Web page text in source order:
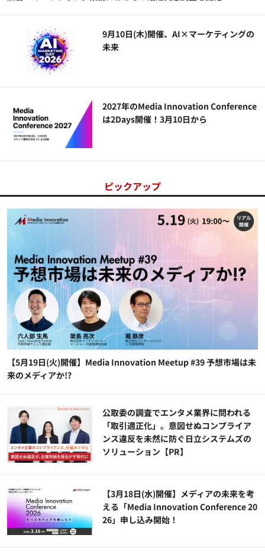
9月10日(木)開催、AI×マーケティングの
未来
2027年のMedia Innovation Conference
は2Days開催！3月10日から
ピックアップ
【5月19日(火)開催】Media Innovation Meetup #39 予想市場は未
来のメディアか!?
公​​取委の調査でエンタメ業界に問われる
「取引適正化」。意図せぬコンプライア
ンス違反を未然に防ぐ日立システムズの
ソリューション​【PR】
【3月18日(水)開催】メディアの未来を考
える「Media Innovation Conference 20
26」申し込み開始！